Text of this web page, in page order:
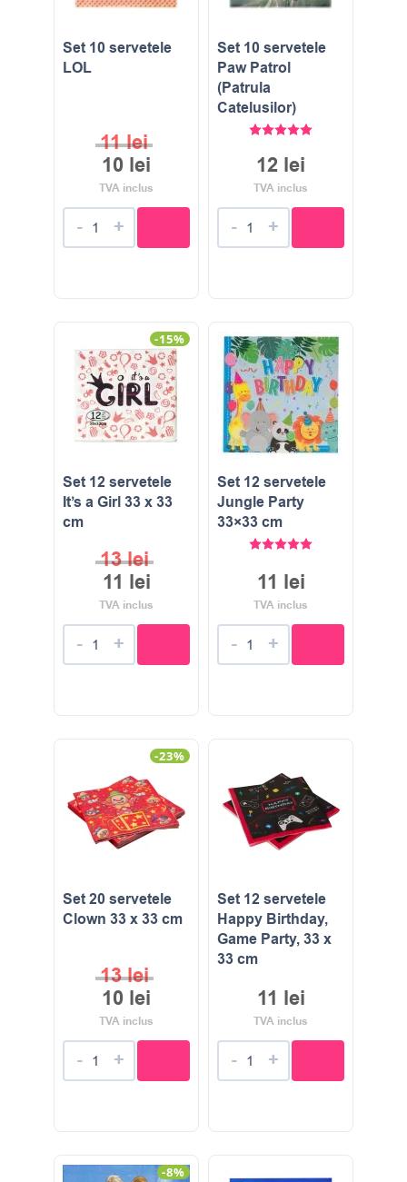
Set 10 servetele
LOL
11lei
10 lei
TVA inclus
- +
Set 10 servetele
Paw Patrol
(Patrula
Catelusilor)
12 lei
TVA inclus
- +
-15%
Set 12 servetele
It’s a Girl 33 x 33
cm
13lei
11 lei
TVA inclus
- +
Set 12 servetele
Jungle Party
33×33 cm
11 lei
TVA inclus
- +
-23%
Set 20 servetele
Clown 33 x 33 cm
13lei
10 lei
TVA inclus
- +
Set 12 servetele
Happy Birthday,
Game Party, 33 x
33 cm
11 lei
TVA inclus
- +
-8%